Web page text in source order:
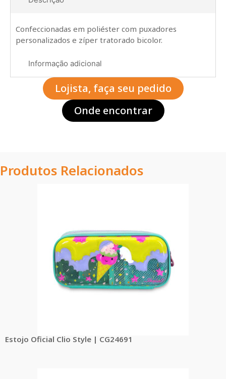
Informação adicional
Confeccionadas em poliéster com puxadores
personalizados e zíper tratorado bicolor.
Lojista, faça seu pedido
Onde encontrar
Produtos Relacionados
Estojo Oficial Clio Style | CG24691